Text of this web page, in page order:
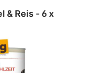
Reis - 6 x